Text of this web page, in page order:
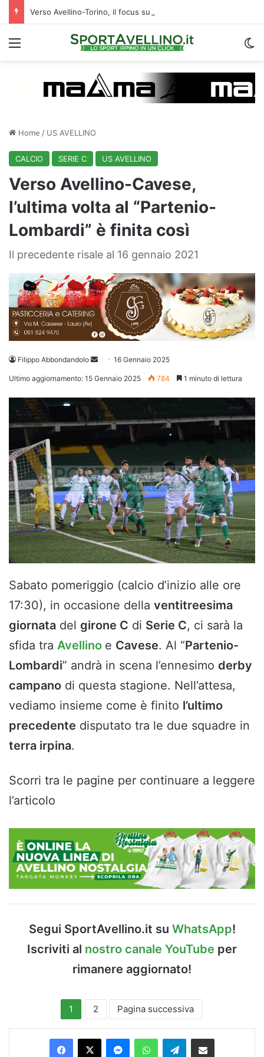
Verso Avellino-Torino, il focus sulla formazione granata
Menu
Home / US AVELLINO
CALCIO SERIE C US AVELLINO
Verso Avellino-Cavese,
l’ultima volta al “Partenio-
Lombardi” è finita così
Il precedente risale al 16 gennaio 2021
Filippo Abbondandolo
Invia 16 Gennaio 2025
Ultimo aggiornamento: 15 Gennaio 2025 784 1 minuto di lettura
Sabato pomeriggio (calcio d’inizio alle ore
17:30), in occasione della ventitreesima
giornata del girone C di Serie C, ci sarà la
sfida tra Avellino e Cavese. Al “Partenio-
Lombardi” andrà in scena l’ennesimo derby
campano di questa stagione. Nell’attesa,
vediamo insieme come è finito l’ultimo
precedente disputato tra le due squadre in
terra irpina.
Scorri tra le pagine per continuare a leggere
l’articolo
Segui SportAvellino.it su WhatsApp!
Iscriviti al nostro canale YouTube per
rimanere aggiornato!
1 2 Pagina successiva
Facebook
X MessengerWhatsAppTelegramCondividi via Email